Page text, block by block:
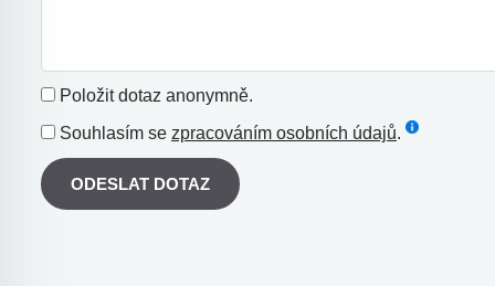
Položit dotaz anonymně.
Souhlasím se zpracováním osobních údajů.
ODESLAT DOTAZ